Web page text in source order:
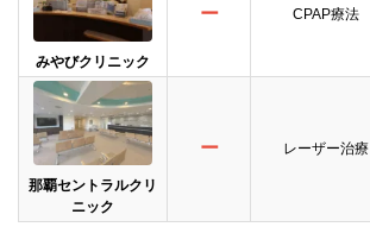
みやびクリニック
ー CPAP療法
那覇セントラルクリ
ニック
ー レーザー治療